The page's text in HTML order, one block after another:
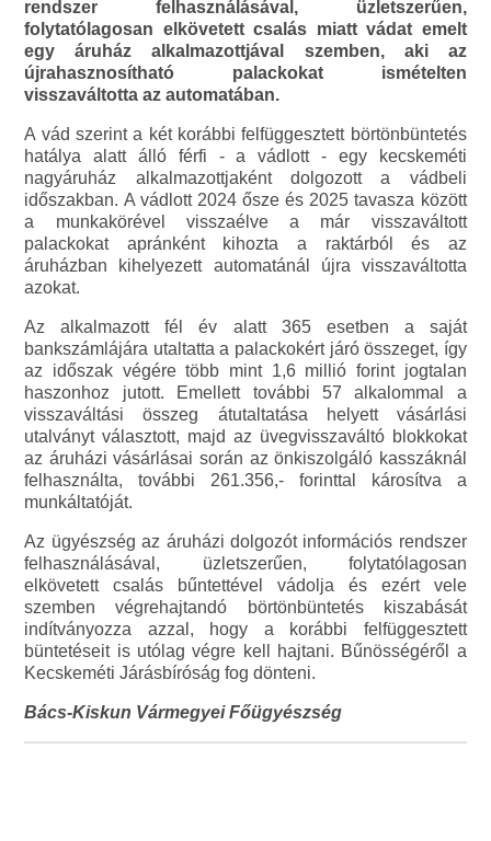
rendszer felhasználásával, üzletszerűen,
folytatólagosan elkövetett csalás miatt vádat emelt
egy áruház alkalmazottjával szemben, aki az
újrahasznosítható palackokat ismételten
visszaváltotta az automatában.
A vád szerint a két korábbi felfüggesztett börtönbüntetés
hatálya alatt álló férfi - a vádlott - egy kecskeméti
nagyáruház alkalmazottjaként dolgozott a vádbeli
időszakban. A vádlott 2024 ősze és 2025 tavasza között
a munkakörével visszaélve a már visszaváltott
palackokat apránként kihozta a raktárból és az
áruházban kihelyezett automatánál újra visszaváltotta
azokat.
Az alkalmazott fél év alatt 365 esetben a saját
bankszámlájára utaltatta a palackokért járó összeget, így
az időszak végére több mint 1,6 millió forint jogtalan
haszonhoz jutott. Emellett további 57 alkalommal a
visszaváltási összeg átutaltatása helyett vásárlási
utalványt választott, majd az üvegvisszaváltó blokkokat
az áruházi vásárlásai során az önkiszolgáló kasszáknál
felhasználta, további 261.356,- forinttal károsítva a
munkáltatóját.
Az ügyészség az áruházi dolgozót információs rendszer
felhasználásával, üzletszerűen, folytatólagosan
elkövetett csalás bűntettével vádolja és ezért vele
szemben végrehajtandó börtönbüntetés kiszabását
indítványozza azzal, hogy a korábbi felfüggesztett
büntetéseit is utólag végre kell hajtani. Bűnösségéről a
Kecskeméti Járásbíróság fog dönteni.
Bács-Kiskun Vármegyei Főügyészség